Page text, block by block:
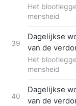
Fragment
Het
mensheid
39
Dagelijkse
van de
Fragment
Het
mensheid
40
Dagelijkse
van de